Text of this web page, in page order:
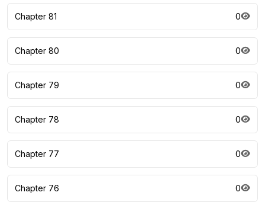
Chapter 81 0
Chapter 80 0
Chapter 79 0
Chapter 78 0
Chapter 77 0
Chapter 76 0